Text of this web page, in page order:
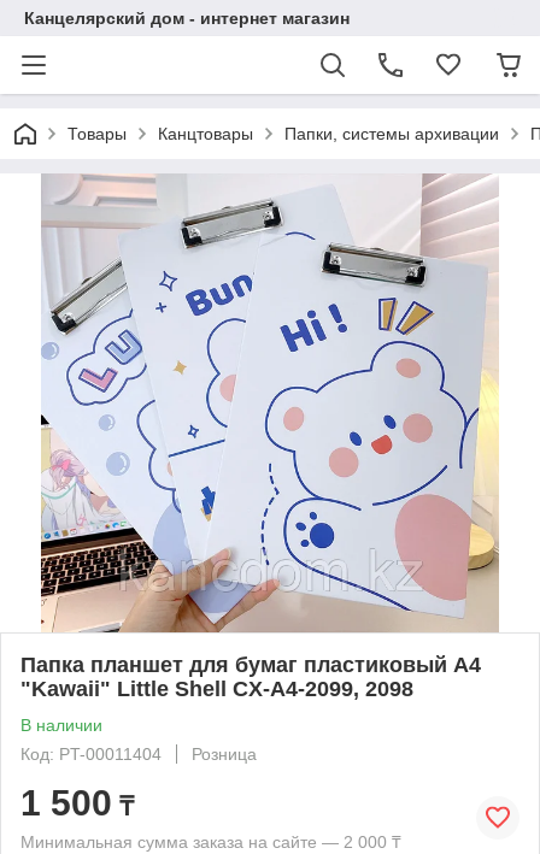
Канцелярский дом - интернет магазин
Товары Канцтовары Папки, системы архивации
Папка планшет для бумаг пластиковый A4
"Kawaii" Little Shell CX-A4-2099, 2098
В наличии
Код: PT-00011404
Розница
1 500 ₸
Минимальная сумма заказа на сайте — 2 000 ₸